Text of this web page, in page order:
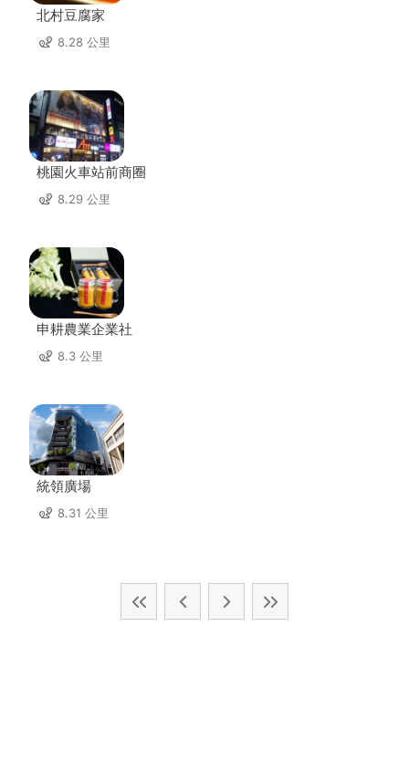
北村豆腐家
8.28 公里
桃園火車站前商圈
8.29 公里
申耕農業企業社
8.3 公里
統領廣場
8.31 公里